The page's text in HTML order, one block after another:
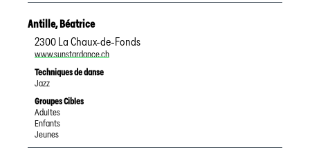
Antille,Béatrice
2300 La Chaux-de-Fonds
www.sunstardance.ch
Techniques de danse
Jazz
Groupes Cibles
Adultes
Enfants
Jeunes